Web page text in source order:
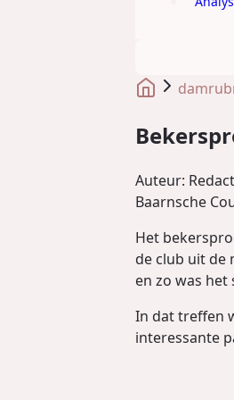
Auteur:
Baarnsche
Het
de club uit de
en zo was
In dat treffen
interessante